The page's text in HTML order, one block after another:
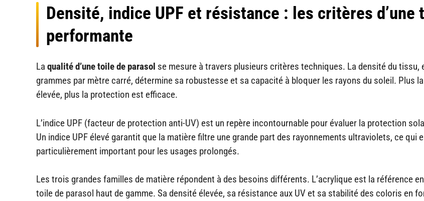
Densité, indice UPF et résistance : les critères d’une
performante
La qualité d’une toile de parasol se mesure à travers plusieurs critères techniques. La densité du tissu,
grammes par mètre carré, détermine sa robustesse et sa capacité à bloquer les rayons du soleil. Plus
élevée, plus la protection est efficace.
L’indice UPF (facteur de protection anti-UV) est un repère incontournable pour évaluer la protection
Un indice UPF élevé garantit que la matière filtre une grande part des rayonnements ultraviolets, ce qui
particulièrement important pour les usages prolongés.
Les trois grandes familles de matière répondent à des besoins différents. L’acrylique est la référence
toile de parasol haut de gamme. Sa densité élevée, sa résistance aux UV et sa stabilité des coloris en